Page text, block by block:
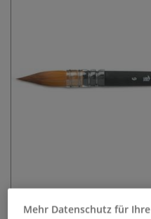
Mehr Datenschutz für